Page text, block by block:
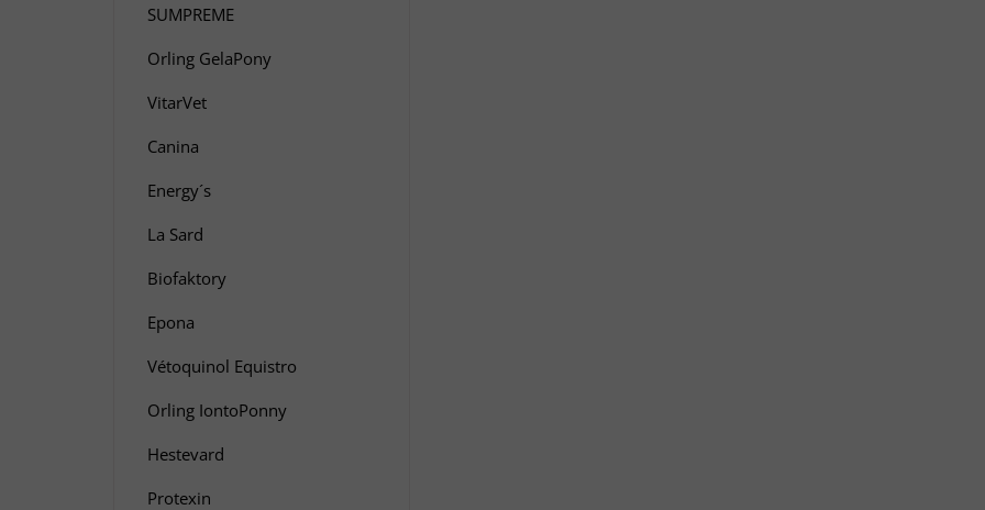
SUMPREME
Orling GelaPony
VitarVet
Canina
Energy´s
La Sard
Biofaktory
Epona
Vétoquinol Equistro
Orling IontoPonny
Hestevard
Protexin